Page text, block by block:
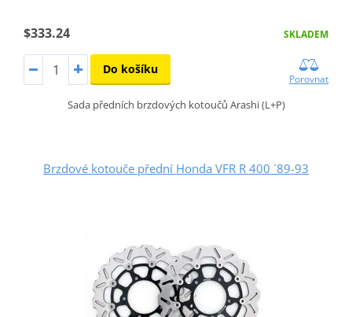
$333.24 SKLADEM
Do košíku
Porovnat
Sada předních brzdových kotoučů Arashi (L+P)
Brzdové kotouče přední Honda VFR R 400 ´89-93